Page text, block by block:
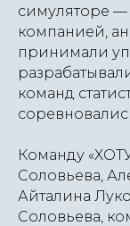
симуляторе
компанией,
принимали
команд
Команду «
Соловьева,
Айталина
Соловьева,